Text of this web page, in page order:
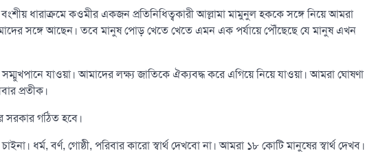
ধারাক্রমে কওমীর একজন প্রতিনিধিত্বকারী আল্লামা মামুনুল হককে সঙ্গে নিয়ে আমরা
সঙ্গে আছেন। তবে মানুষ পোড় খেতে খেতে এমন এক পর্যায়ে পৌঁছেছে যে মানুষ এখন
যাওয়া। আমাদের লক্ষ্য জাতিকে ঐক্যবদ্ধ করে এগিয়ে নিয়ে যাওয়া। আমরা ঘোষণা
প্রতীক।
সরকার গঠিত হবে।
ধর্ম, বর্ণ, গোষ্ঠী, পরিবার কারো স্বার্থ দেখবো না। আমরা ১৮ কোটি মানুষের স্বার্থ দেখব।